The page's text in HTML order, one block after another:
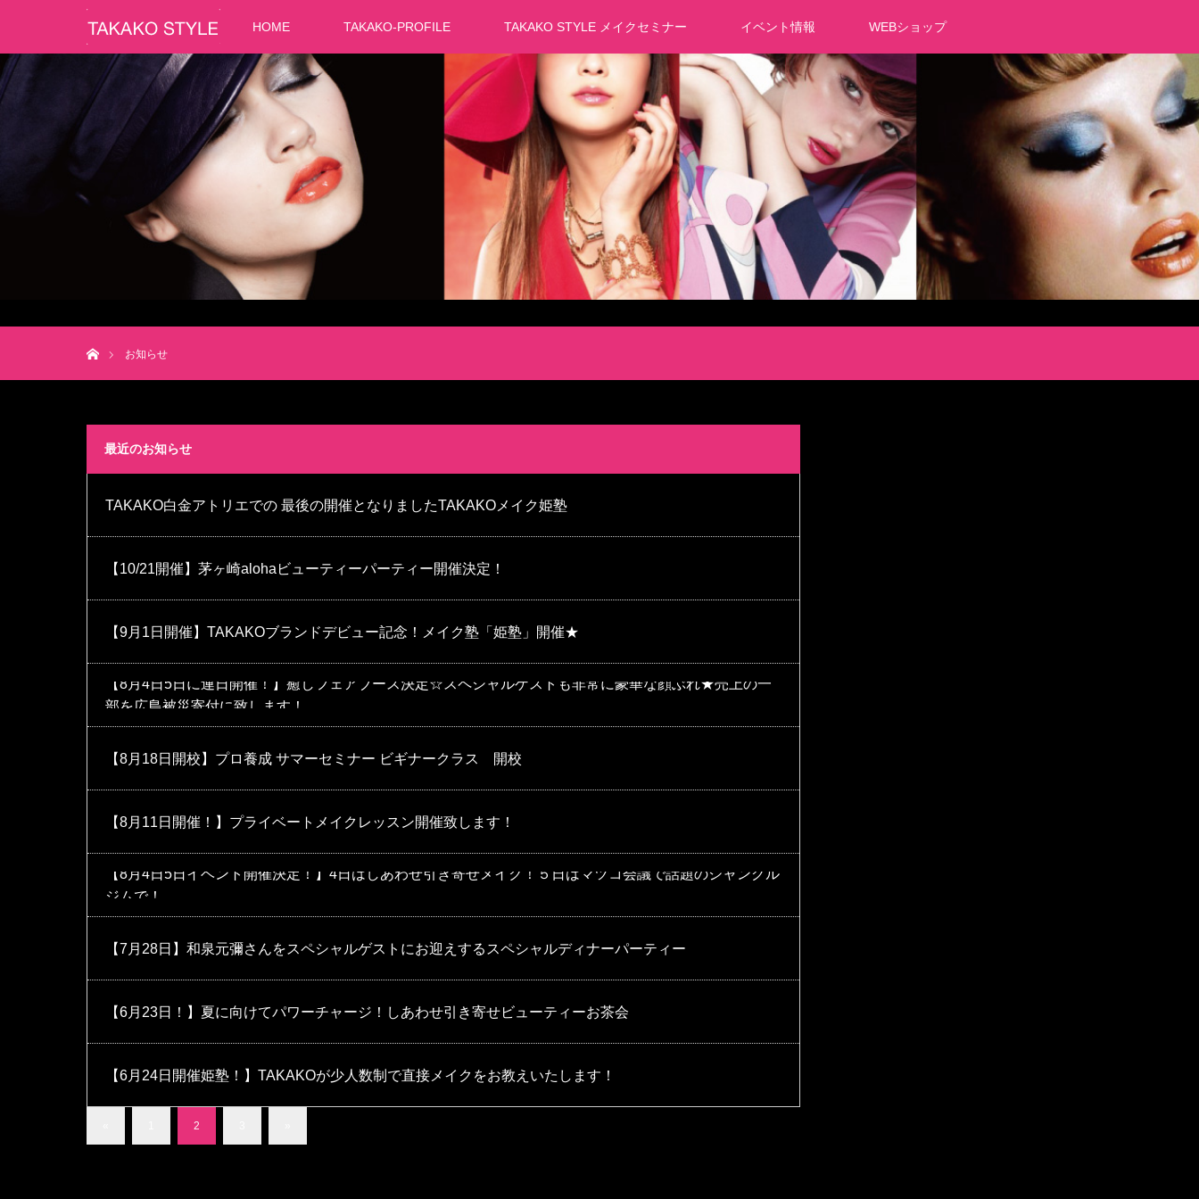
HOME TAKAKO-PROFILE TAKAKO STYLE メイクセミナー イベント情報 WEBショップ
お知らせ
最近のお知らせ
TAKAKO白金アトリエでの 最後の開催となりましたTAKAKOメイク姫塾
【10/21開催】茅ヶ崎alohaビューティーパーティー開催決定！
【9月1日開催】TAKAKOブランドデビュー記念！メイク塾「姫塾」開催★
【8月4日5日に連日開催！】癒しフェアブース決定☆スペシャルゲストも非常に豪華な顔ぶれ★売上の一
部を広島被災寄付に致します！
【8月18日開校】プロ養成 サマーセミナー ビギナークラス 開校
【8月11日開催！】プライベートメイクレッスン開催致します！
【8月4日5日イベント開催決定！】4日はしあわせ引き寄せメイク！５日はマツコ会議で話題のジャングル
ジムで！
【7月28日】和泉元彌さんをスペシャルゲストにお迎えするスペシャルディナーパーティー
【6月23日！】夏に向けてパワーチャージ！しあわせ引き寄せビューティーお茶会
【6月24日開催姫塾！】TAKAKOが少人数制で直接メイクをお教えいたします！
2